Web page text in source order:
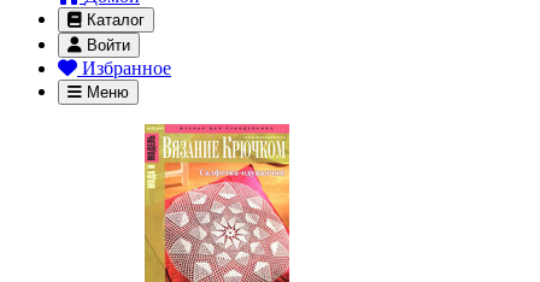
Каталог
Войти
Избранное
Меню